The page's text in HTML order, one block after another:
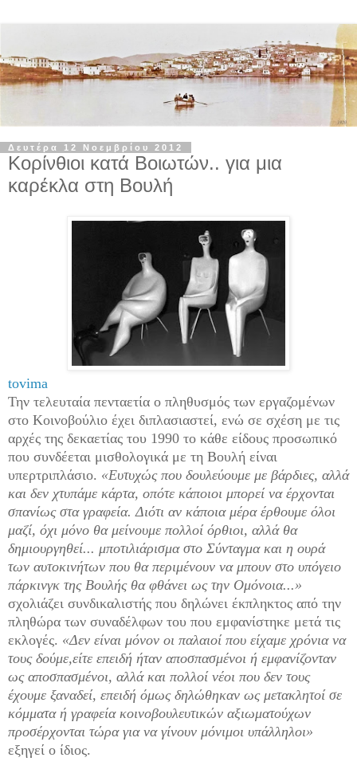
Δευτέρα 12 Νοεμβρίου 2012
Κορίνθιοι κατά Βοιωτών.. για μια
καρέκλα στη Βουλή
tovima
Την τελευταία πενταετία ο πληθυσμός των εργαζομένων
στο Κοινοβούλιο έχει διπλασιαστεί, ενώ σε σχέση με τις
αρχές της δεκαετίας του 1990 το κάθε είδους προσωπικό
που συνδέεται μισθολογικά με τη Βουλή είναι
υπερτριπλάσιο. «Ευτυχώς που δουλεύουμε με βάρδιες, αλλά
και δεν χτυπάμε κάρτα, οπότε κάποιοι μπορεί να έρχονται
σπανίως στα γραφεία. Διότι αν κάποια μέρα έρθουμε όλοι
μαζί, όχι μόνο θα μείνουμε πολλοί όρθιοι, αλλά θα
δημιουργηθεί... μποτιλιάρισμα στο Σύνταγμα και η ουρά
των αυτοκινήτων που θα περιμένουν να μπουν στο υπόγειο
πάρκινγκ της Βουλής θα φθάνει ως την Ομόνοια...»
σχολιάζει συνδικαλιστής που δηλώνει έκπληκτος από την
πληθώρα των συναδέλφων του που εμφανίστηκε μετά τις
εκλογές. «Δεν είναι μόνον οι παλαιοί που είχαμε χρόνια να
τους δούμε,είτε επειδή ήταν αποσπασμένοι ή εμφανίζονταν
ως αποσπασμένοι, αλλά και πολλοί νέοι που δεν τους
έχουμε ξαναδεί, επειδή όμως δηλώθηκαν ως μετακλητοί σε
κόμματα ή γραφεία κοινοβουλευτικών αξιωματούχων
προσέρχονται τώρα για να γίνουν μόνιμοι υπάλληλοι»
εξηγεί ο ίδιος.